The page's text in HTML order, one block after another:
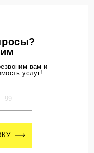
вам и
услуг!